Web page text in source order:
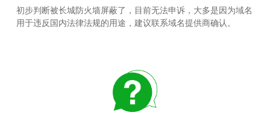
初步判断被长城防火墙屏蔽了，目前无法申诉，大多是因为域名
用于违反国内法律法规的用途，建议联系域名提供商确认。